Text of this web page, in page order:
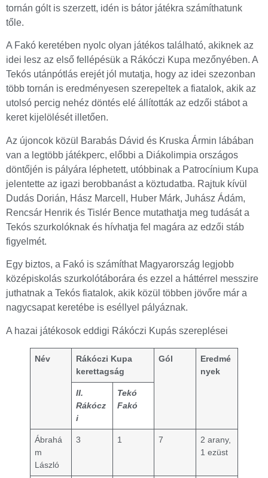
tornán gólt is szerzett, idén is bátor játékra számíthatunk
tőle.
A Fakó keretében nyolc olyan játékos található, akiknek az
idei lesz az első fellépésük a Rákóczi Kupa mezőnyében. A
Tekós utánpótlás erejét jól mutatja, hogy az idei szezonban
több tornán is eredményesen szerepeltek a fiatalok, akik az
utolsó percig nehéz döntés elé állították az edzői stábot a
keret kijelölését illetően.
Az újoncok közül Barabás Dávid és Kruska Ármin lábában
van a legtöbb játékperc, előbbi a Diákolimpia országos
döntőjén is pályára léphetett, utóbbinak a Patrocínium Kupa
jelentette az igazi berobbanást a köztudatba. Rajtuk kívül
Dudás Dorián, Hász Marcell, Huber Márk, Juhász Ádám,
Rencsár Henrik és Tislér Bence mutathatja meg tudását a
Tekós szurkolóknak és hívhatja fel magára az edzői stáb
figyelmét.
Egy biztos, a Fakó is számíthat Magyarország legjobb
középiskolás szurkolótáborára és ezzel a háttérrel messzire
juthatnak a Tekós fiatalok, akik közül többen jövőre már a
nagycsapat keretébe is eséllyel pályáznak.
A hazai játékosok eddigi Rákóczi Kupás szereplései
Név
Rákóczi Kupa
kerettagság
Gól
Eredmé
nyek
II.
Rákócz
i
Tekó
Fakó
Ábrahá
m
László
3 1 7
2 arany,
1 ezüst